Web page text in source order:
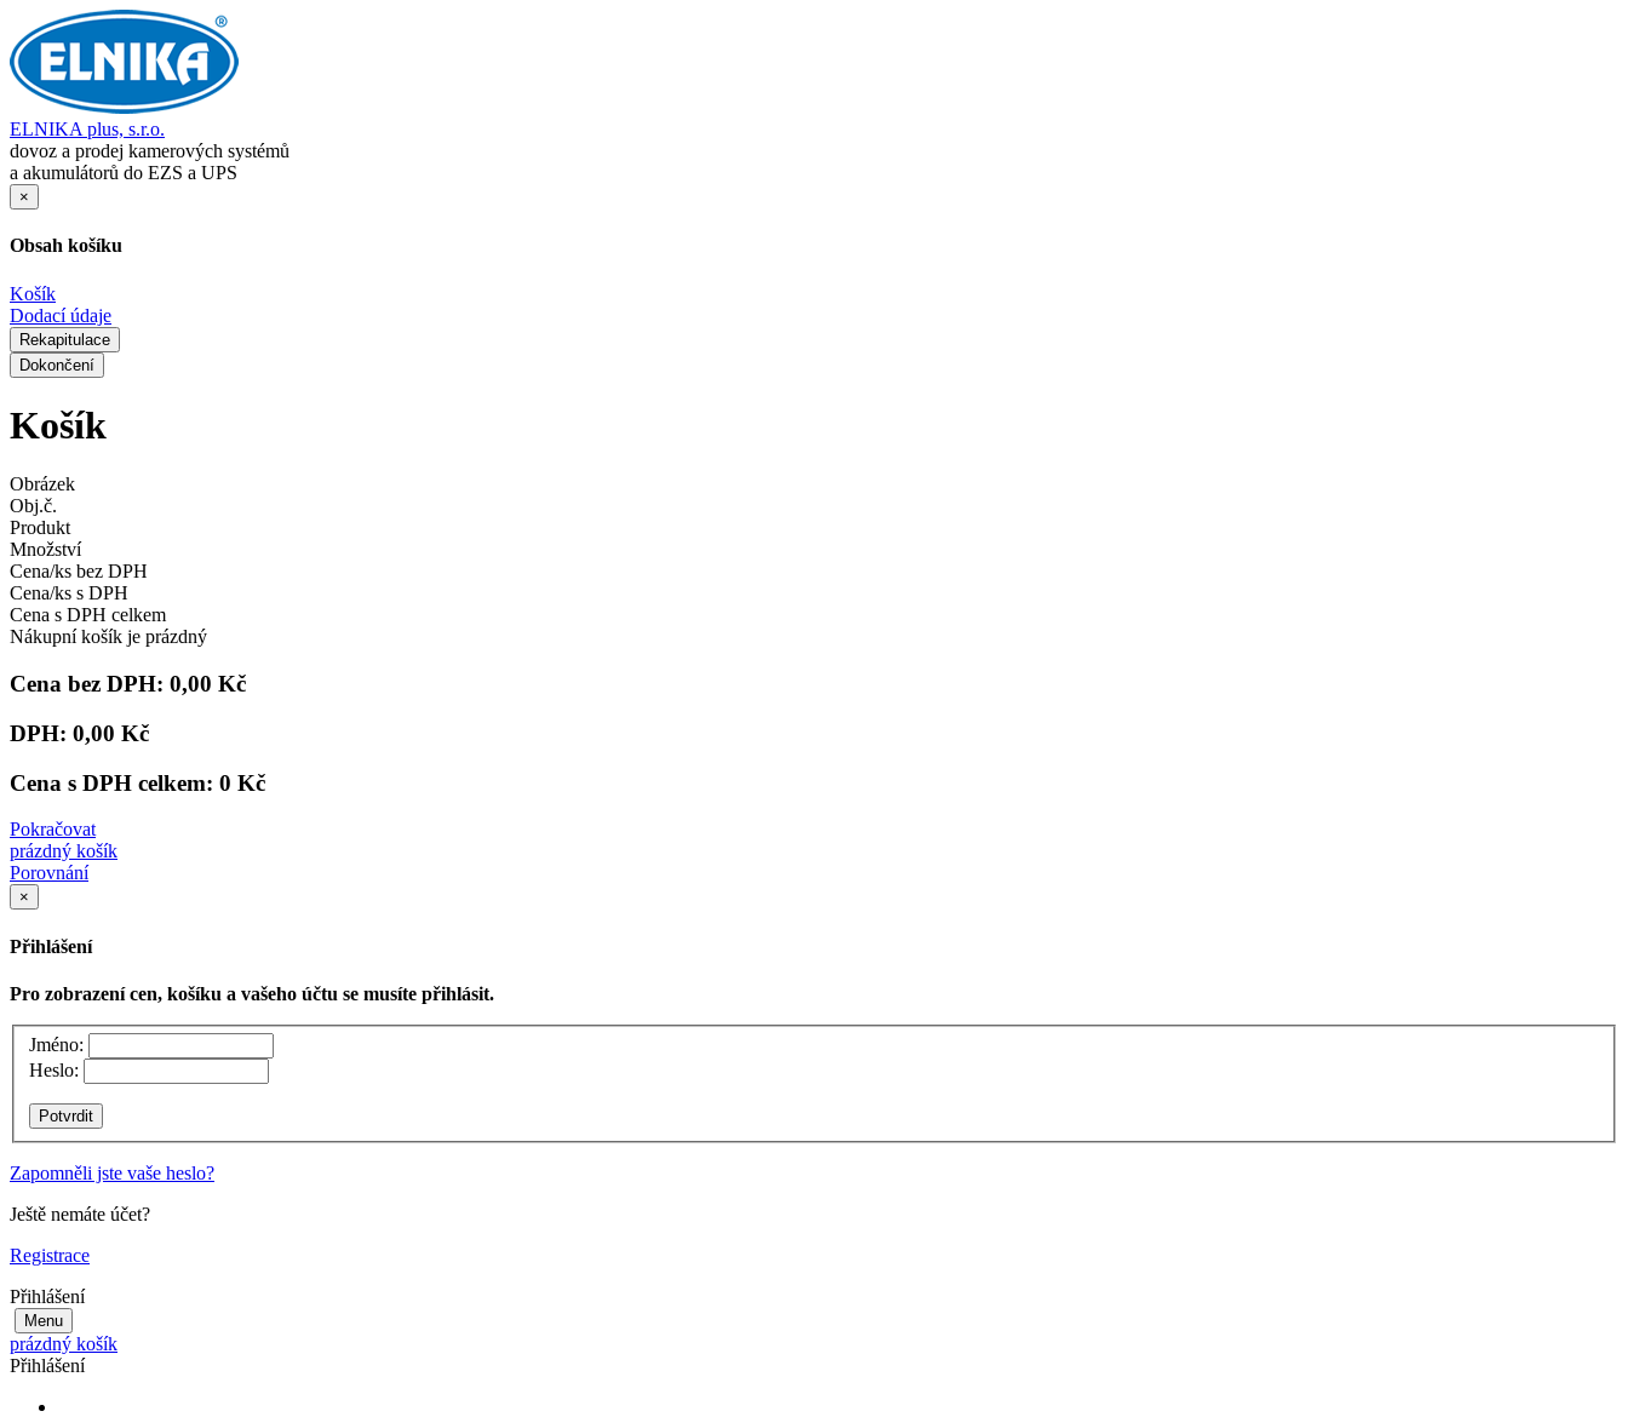
ELNIKA plus, s.r.o.
dovoz a prodej kamerových systémů
a akumulátorů do EZS a UPS
×
Obsah košíku
Košík
Dodací údaje
Rekapitulace
Dokončení
Košík
Obrázek
Obj.č.
Produkt
Množství
Cena/ks bez DPH
Cena/ks s DPH
Cena s DPH celkem
Nákupní košík je prázdný
Cena bez DPH: 0,00 Kč
DPH: 0,00 Kč
Cena s DPH celkem: 0 Kč
Pokračovat
prázdný košík
Porovnání
×
Přihlášení
Pro zobrazení cen, košíku a vašeho účtu se musíte přihlásit.
Jméno:
Heslo:
Zapomněli jste vaše heslo?
Ještě nemáte účet?
Registrace
Přihlášení
Menu
prázdný košík
Přihlášení